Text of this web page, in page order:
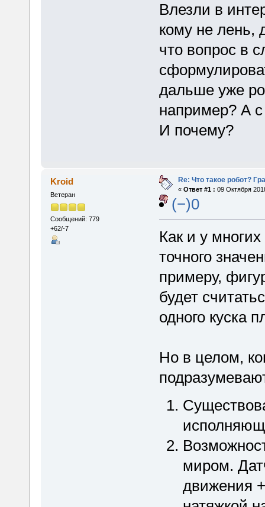
Влезли в
кому не лень,
что вопрос в
дальше уже
например? А с
И почему?
Kroid
Ветеран
Сообщений: 779
+62/-7
Re: Что такое робот?
« Ответ #1 : 09 Октября
(−)0
Как и у многих
точного
примеру,
будет
одного куска
Но в целом,
миром.
движения